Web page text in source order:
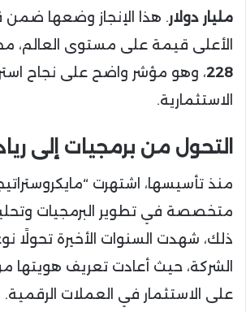
مليار دولار. هذا الإنجاز وضعها ضمن
الأعلى قيمة على مستوى العالم،
228، وهو مؤشر واضح على نجاح
الاستثمارية.
التحول من برمجيات إلى
منذ تأسيسها، اشتهرت
متخصصة في تطوير البرمجيات
ذلك، شهدت السنوات الأخيرة تحولًا
الشركة، حيث أعادت تعريف هويتها من
على الاستثمار في العملات الرقمية.